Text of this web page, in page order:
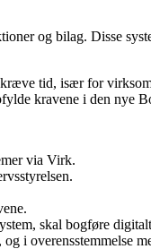
og bilag. Disse
tid, især for
kravene i den nye
via Virk.
skal bogføre
i overensstemmelse